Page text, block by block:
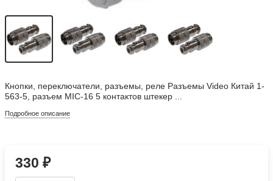
Кнопки, переключатели, разъемы, реле Разъемы Video Китай 1-
563-5, разъем MIC-16 5 контактов штекер ...
Подробное описание
330₽